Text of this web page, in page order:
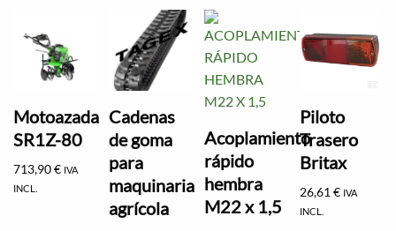
Motoazada
SR1Z-80
713,90€ IVA
INCL.
Cadenas
de goma
para
maquinaria
agrícola
Acoplamiento
rápido
hembra
M22 x 1,5
Piloto
Trasero
Britax
26,61€ IVA
INCL.